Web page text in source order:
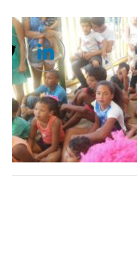
Twitter
Linkedin